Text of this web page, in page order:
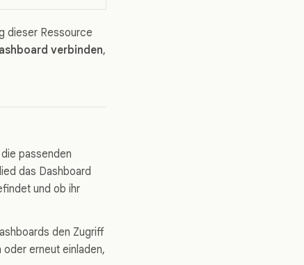
dieser Ressource
verbinden,
passenden
das Dashboard
und ob ihr
den Zugriff
erneut einladen,